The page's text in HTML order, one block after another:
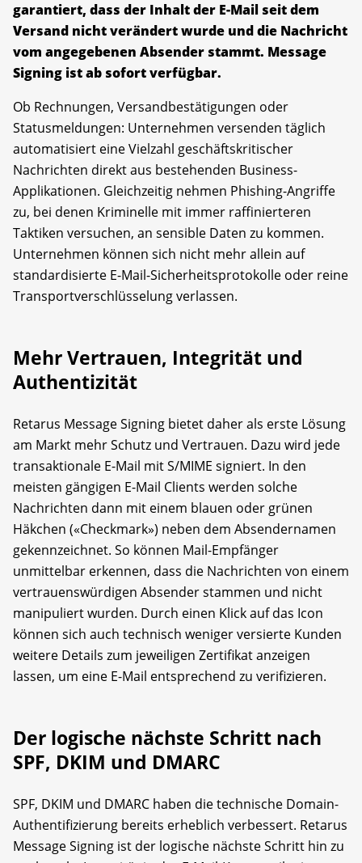
garantiert, dass der Inhalt der E-Mail seit dem
Versand nicht verändert wurde und die Nachricht
vom angegebenen Absender stammt. Message
Signing ist ab sofort verfügbar.
Ob Rechnungen, Versandbestätigungen oder
Statusmeldungen: Unternehmen versenden täglich
automatisiert eine Vielzahl geschäftskritischer
Nachrichten direkt aus bestehenden Business-
Applikationen. Gleichzeitig nehmen Phishing-Angriffe
zu, bei denen Kriminelle mit immer raffinierteren
Taktiken versuchen, an sensible Daten zu kommen.
Unternehmen können sich nicht mehr allein auf
standardisierte E-Mail-Sicherheitsprotokolle oder reine
Transportverschlüsselung verlassen.
Mehr Vertrauen, Integrität und
Authentizität
Retarus Message Signing bietet daher als erste Lösung
am Markt mehr Schutz und Vertrauen. Dazu wird jede
transaktionale E-Mail mit S/MIME signiert. In den
meisten gängigen E-Mail Clients werden solche
Nachrichten dann mit einem blauen oder grünen
Häkchen («Checkmark») neben dem Absendernamen
gekennzeichnet. So können Mail-Empfänger
unmittelbar erkennen, dass die Nachrichten von einem
vertrauenswürdigen Absender stammen und nicht
manipuliert wurden. Durch einen Klick auf das Icon
können sich auch technisch weniger versierte Kunden
weitere Details zum jeweiligen Zertifikat anzeigen
lassen, um eine E-Mail entsprechend zu verifizieren.
Der logische nächste Schritt nach
SPF, DKIM und DMARC
SPF, DKIM und DMARC haben die technische Domain-
Authentifizierung bereits erheblich verbessert. Retarus
Message Signing ist der logische nächste Schritt hin zu